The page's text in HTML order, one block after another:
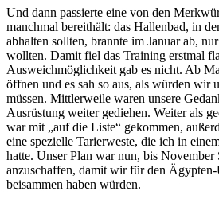
Und dann passierte eine von den
manchmal bereithält: das Hallenbad, in
abhalten sollten, brannte im Januar ab,
wollten. Damit fiel das Training erstmal
Ausweichmöglichkeit gab es nicht. Ab
öffnen und es sah so aus, als würden wir
müssen. Mittlerweile waren unsere
Ausrüstung weiter gediehen. Weiter als
war mit „auf die Liste“ gekommen,
eine spezielle Tarierweste, die ich in
hatte. Unser Plan war nun, bis
anzuschaffen, damit wir für den Ägypten-
beisammen haben würden.